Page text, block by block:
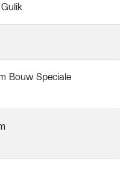
Bouw Speciale